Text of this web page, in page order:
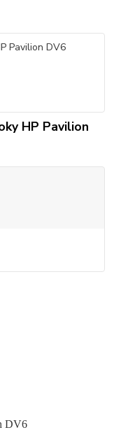
HP Pavilion
DV6